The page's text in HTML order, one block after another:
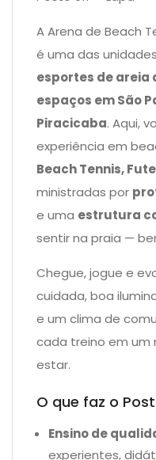
A Arena de Beach
é uma das
esportes de areia
espaços em São
Piracicaba. Aqui,
experiência em
Beach Tennis,
ministradas por
e uma estrutura
sentir na praia —
Chegue, jogue e
cuidada, boa
e um clima de
cada treino em
estar.
O que faz o
Ensino de
experientes,